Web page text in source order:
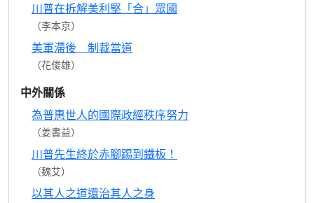
川普在拆解美利堅「合」眾國
（李本京）
美軍滯後 制裁當道
（花俊雄）
中外關係
為普惠世人的國際政經秩序努力
（姜書益）
川普先生終於赤腳踢到鐵板！
（魏艾）
以其人之道還治其人之身